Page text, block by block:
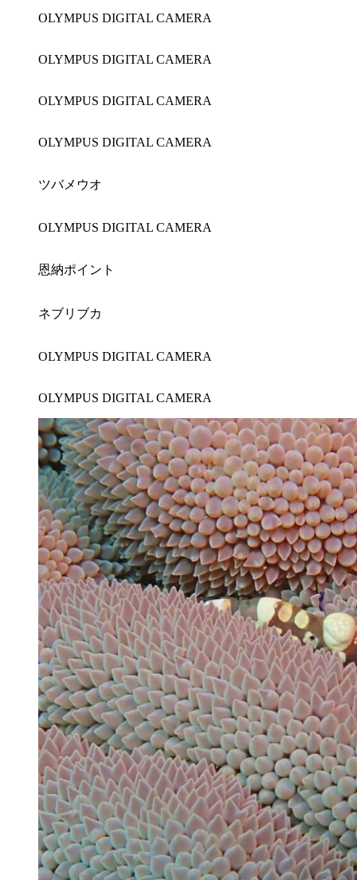
OLYMPUS DIGITAL CAMERA
OLYMPUS DIGITAL CAMERA
OLYMPUS DIGITAL CAMERA
OLYMPUS DIGITAL CAMERA
ツバメウオ
OLYMPUS DIGITAL CAMERA
恩納ポイント
ネブリブカ
OLYMPUS DIGITAL CAMERA
OLYMPUS DIGITAL CAMERA